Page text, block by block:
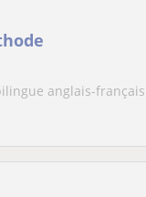
anglais-